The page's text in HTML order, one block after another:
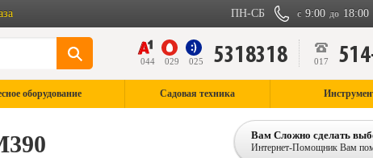
с 9:00 до 18:00
ПН-СБ
044 029 025 5318318 017
оборудование Садовая техника
Вам Сложно сделать
Интернет-Помощник Вам